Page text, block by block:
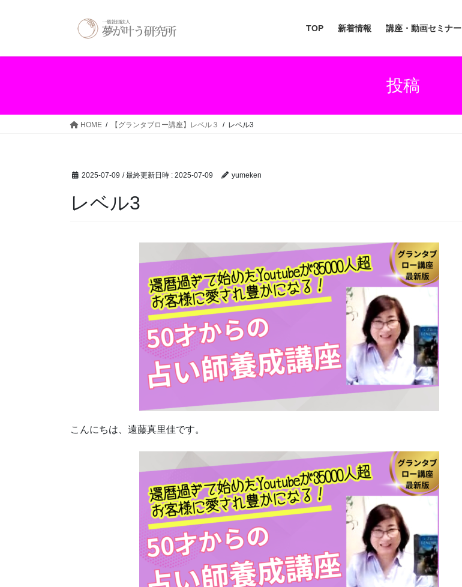
TOP 新着情報 講座・動画セミナー
投稿
HOME 【グランタブロー講座】レベル３ レベル3
2025-07-09 / 最終更新日時 : 2025-07-09 yumeken
レベル3
こんにちは、遠藤真里佳です。